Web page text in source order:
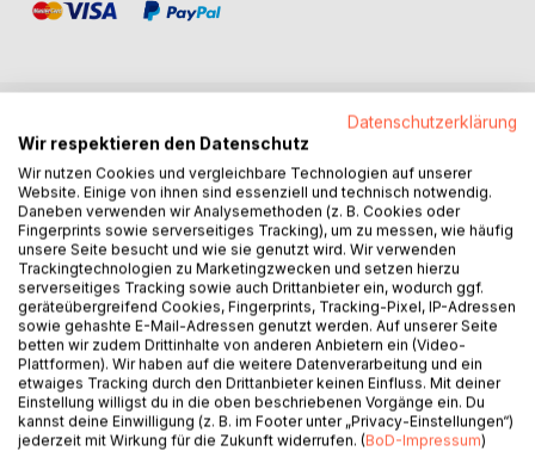
BESCHREIBUNG
Talentiert, schlau und erfolgreich. Die Kindheit des 17
Jährigen Marin könnte glatt aus einem Bilderbuch stammen,
doch hätte er je damit gerechnet, eine Zukunft als
Schulabbrecher und in Handschellen zu erleben?
AUTOR/IN
PRESSESTIMMEN
Datenschutzerklärung
Wir respektieren den Datenschutz
Wir nutzen Cookies und vergleichbare Technologien auf unserer
Website. Einige von ihnen sind essenziell und technisch notwendig.
Daneben verwenden wir Analysemethoden (z. B. Cookies oder
Fingerprints sowie serverseitiges Tracking), um zu messen, wie häufig
unsere Seite besucht und wie sie genutzt wird. Wir verwenden
Trackingtechnologien zu Marketingzwecken und setzen hierzu
serverseitiges Tracking sowie auch Drittanbieter ein, wodurch ggf.
geräteübergreifend Cookies, Fingerprints, Tracking-Pixel, IP-Adressen
sowie gehashte E-Mail-Adressen genutzt werden. Auf unserer Seite
betten wir zudem Drittinhalte von anderen Anbietern ein (Video-
Plattformen). Wir haben auf die weitere Datenverarbeitung und ein
etwaiges Tracking durch den Drittanbieter keinen Einfluss. Mit deiner
Einstellung willigst du in die oben beschriebenen Vorgänge ein. Du
kannst deine Einwilligung (z. B. im Footer unter „Privacy-Einstellungen“)
jederzeit mit Wirkung für die Zukunft widerrufen. (BoD-Impressum)